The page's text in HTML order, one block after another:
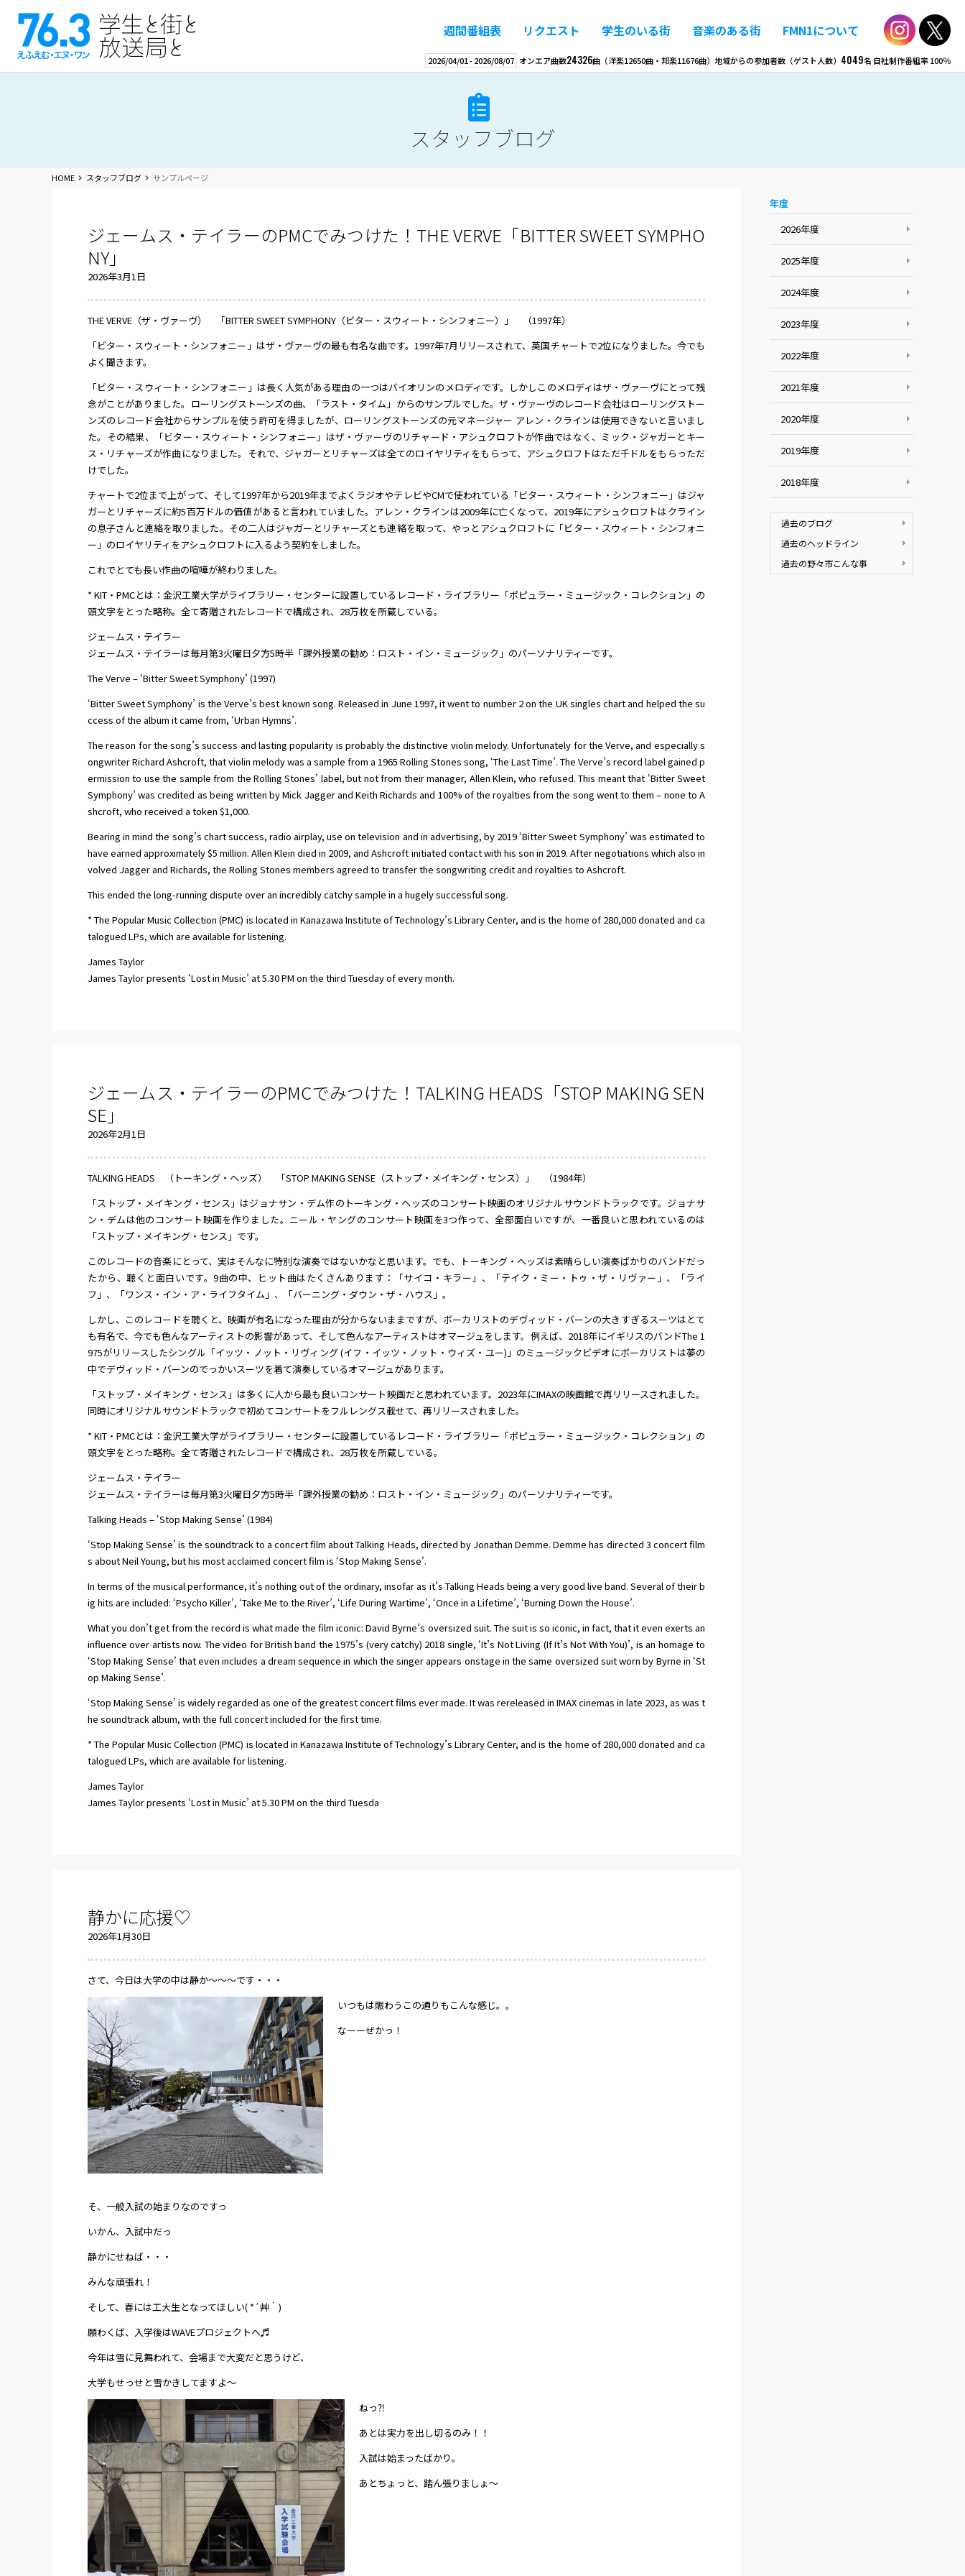
週間番組表 リクエスト 学生のいる街 音楽のある街 FMN1について
2026/04/01 -2026/08/07 オンエア曲数24326曲 （洋楽12650曲・邦楽11676曲） 地域からの参加者数（ゲスト人数） 4049名 自社制作番組率100％
スタッフブログ
HOME スタッフブログ サンプルページ
ジェームス・テイラーのPMCでみつけた！THE VERVE「BITTER SWEET SYMPHO
NY」
2026年3月1日
THE VERVE（ザ・ヴァーヴ） 「BITTER SWEET SYMPHONY（ビター・スウィート・シンフォニー）」 （1997年）
「ビター・スウィート・シンフォニー」はザ・ヴァーヴの最も有名な曲です。1997年7月リリースされて、英国チャートで2位になりました。今でも
よく聞きます。
「ビター・スウィート・シンフォニー」は長く人気がある理由の一つはバイオリンのメロディです。しかしこのメロディはザ・ヴァーヴにとって残
念がことがありました。ローリングストーンズの曲、「ラスト・タイム」からのサンプルでした。ザ・ヴァーヴのレコード会社はローリングストー
ンズのレコード会社からサンプルを使う許可を得ましたが、ローリングストーンズの元マネージャー アレン・クラインは使用できないと言いまし
た。その結果、「ビター・スウィート・シンフォニー」はザ・ヴァーヴのリチャード・アシュクロフトが作曲ではなく、ミック・ジャガーとキー
ス・リチャーズが作曲になりました。それで、ジャガーとリチャーズは全てのロイヤリティをもらって、アシュクロフトはただ千ドルをもらっただ
けでした。
チャートで2位まで上がって、そして1997年から2019年までよくラジオやテレビやCMで使われている「ビター・スウィート・シンフォニー」はジャ
ガーとリチャーズに約5百万ドルの価値があると言われていました。アレン・クラインは2009年に亡くなって、2019年にアシュクロフトはクライン
の息子さんと連絡を取りました。その二人はジャガーとリチャーズとも連絡を取って、やっとアシュクロフトに「ビター・スウィート・シンフォニ
ー」のロイヤリティをアシュクロフトに入るよう契約をしました。
これでとても長い作曲の喧嘩が終わりました。
* KIT・PMCとは：金沢工業大学がライブラリー・センターに設置しているレコード・ライブラリー「ポピュラー・ミュージック・コレクション」の
頭文字をとった略称。全て寄贈されたレコードで構成され、28万枚を所蔵している。
ジェームス・テイラー
ジェームス・テイラーは毎月第3火曜日夕方5時半「課外授業の勧め：ロスト・イン・ミュージック」のパーソナリティーです。
The Verve – ‘Bitter Sweet Symphony’ (1997)
‘Bitter Sweet Symphony’ is the Verve’s best known song. Released in June 1997, it went to number 2 on the UK singles chart and helped the su
ccess of the album it came from, ‘Urban Hymns’.
The reason for the song’s success and lasting popularity is probably the distinctive violin melody. Unfortunately for the Verve, and especially s
ongwriter Richard Ashcroft, that violin melody was a sample from a 1965 Rolling Stones song, ‘The Last Time’. The Verve’s record label gained p
ermission to use the sample from the Rolling Stones’ label, but not from their manager, Allen Klein, who refused. This meant that ‘Bitter Sweet
Symphony’ was credited as being written by Mick Jagger and Keith Richards and 100% of the royalties from the song went to them – none to A
shcroft, who received a token $1,000.
Bearing in mind the song’s chart success, radio airplay, use on television and in advertising, by 2019 ‘Bitter Sweet Symphony’ was estimated to
have earned approximately $5 million. Allen Klein died in 2009, and Ashcroft initiated contact with his son in 2019. After negotiations which also in
volved Jagger and Richards, the Rolling Stones members agreed to transfer the songwriting credit and royalties to Ashcroft.
This ended the long-running dispute over an incredibly catchy sample in a hugely successful song.
* The Popular Music Collection (PMC) is located in Kanazawa Institute of Technology’s Library Center, and is the home of 280,000 donated and ca
talogued LPs, which are available for listening.
James Taylor
James Taylor presents ‘Lost in Music’ at 5.30 PM on the third Tuesday of every month.
ジェームス・テイラーのPMCでみつけた！TALKING HEADS「STOP MAKING SEN
SE」
2026年2月1日
TALKING HEADS （トーキング・ヘッズ） 「STOP MAKING SENSE（ストップ・メイキング・センス）」 （1984年）
「ストップ・メイキング・センス」はジョナサン・デム作のトーキング・ヘッズのコンサート映画のオリジナルサウンドトラックです。ジョナサ
ン・デムは他のコンサート映画を作りました。ニール・ヤングのコンサート映画を3つ作って、全部面白いですが、一番良いと思われているのは
「ストップ・メイキング・センス」です。
このレコードの音楽にとって、実はそんなに特別な演奏ではないかなと思います。でも、トーキング・ヘッズは素晴らしい演奏ばかりのバンドだっ
たから、聴くと面白いです。9曲の中、ヒット曲はたくさんあります：「サイコ・キラー」、「テイク・ミー・トゥ・ザ・リヴァー」、「ライ
フ」、「ワンス・イン・ア・ライフタイム」、「バーニング・ダウン・ザ・ハウス」。
しかし、このレコードを聴くと、映画が有名になった理由が分からないままですが、ボーカリストのデヴィッド・バーンの大きすぎるスーツはとて
も有名で、今でも色んなアーティストの影響があって、そして色んなアーティストはオマージュをします。例えば、2018年にイギリスのバンドThe 1
975がリリースしたシングル「イッツ・ノット・リヴィング (イフ・イッツ・ノット・ウィズ・ユー)」のミュージックビデオにボーカリストは夢の
中でデヴィッド・バーンのでっかいスーツを着て演奏しているオマージュがあります。
「ストップ・メイキング・センス」は多くに人から最も良いコンサート映画だと思われています。2023年にIMAXの映画館で再リリースされました。
同時にオリジナルサウンドトラックで初めてコンサートをフルレングス載せて、再リリースされました。
* KIT・PMCとは：金沢工業大学がライブラリー・センターに設置しているレコード・ライブラリー「ポピュラー・ミュージック・コレクション」の
頭文字をとった略称。全て寄贈されたレコードで構成され、28万枚を所蔵している。
ジェームス・テイラー
ジェームス・テイラーは毎月第3火曜日夕方5時半「課外授業の勧め：ロスト・イン・ミュージック」のパーソナリティーです。
Talking Heads – ‘Stop Making Sense’ (1984)
‘Stop Making Sense’ is the soundtrack to a concert film about Talking Heads, directed by Jonathan Demme. Demme has directed 3 concert film
s about Neil Young, but his most acclaimed concert film is ‘Stop Making Sense’.
In terms of the musical performance, it’s nothing out of the ordinary, insofar as it’s Talking Heads being a very good live band. Several of their b
ig hits are included: ‘Psycho Killer’, ‘Take Me to the River’, ‘Life During Wartime’, ‘Once in a Lifetime’, ‘Burning Down the House’.
What you don’t get from the record is what made the film iconic: David Byrne’s oversized suit. The suit is so iconic, in fact, that it even exerts an
influence over artists now. The video for British band the 1975’s (very catchy) 2018 single, ‘It’s Not Living (If It’s Not With You)’, is an homage to
‘Stop Making Sense’ that even includes a dream sequence in which the singer appears onstage in the same oversized suit worn by Byrne in ‘St
op Making Sense’.
‘Stop Making Sense’ is widely regarded as one of the greatest concert films ever made. It was rereleased in IMAX cinemas in late 2023, as was t
he soundtrack album, with the full concert included for the first time.
* The Popular Music Collection (PMC) is located in Kanazawa Institute of Technology’s Library Center, and is the home of 280,000 donated and ca
talogued LPs, which are available for listening.
James Taylor
James Taylor presents ‘Lost in Music’ at 5.30 PM on the third Tuesda
静かに応援♡
2026年1月30日
さて、今日は大学の中は静か～～～です・・・
いつもは賑わうこの通りもこんな感じ。。
なーーぜかっ！
そ、一般入試の始まりなのですっ
いかん、入試中だっ
静かにせねば・・・
みんな頑張れ！
そして、春には工大生となってほしい( *´艸｀)
願わくば、入学後はWAVEプロジェクトへ♬
今年は雪に見舞われて、会場まで大変だと思うけど、
大学もせっせと雪かきしてますよ～
ねっ⁈
あとは実力を出し切るのみ！！
入試は始まったばかり。
あとちょっと、踏ん張りましょ～
年度
2026年度
2025年度
2024年度
2023年度
2022年度
2021年度
2020年度
2019年度
2018年度
過去のブログ
過去のヘッドライン
過去の野々市こんな事